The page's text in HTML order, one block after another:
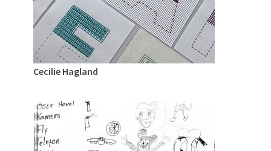
Cecilie Hagland